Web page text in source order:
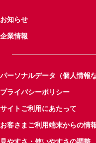
お知らせ
企業情報
パーソナルデータ（個人情報
プライバシーポリシー
サイトご利用にあたって
お客さまご利用端末からの情